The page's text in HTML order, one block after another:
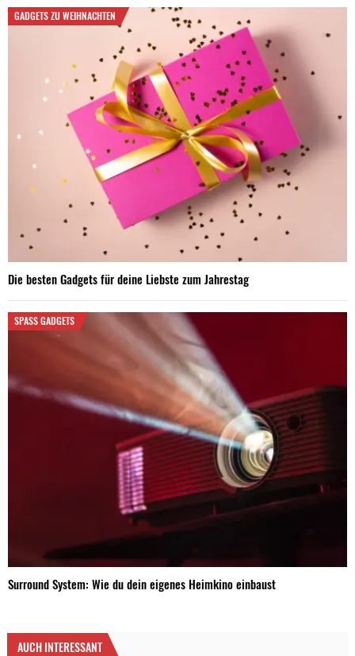
GADGETS ZU WEIHNACHTEN
Die besten Gadgets für deine Liebste zum Jahrestag
SPASS GADGETS
Surround System: Wie du dein eigenes Heimkino einbaust
AUCH INTERESSANT